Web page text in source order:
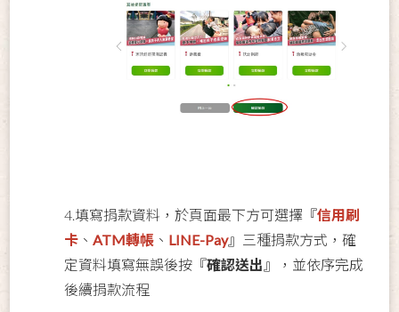
4.填寫捐款資料，於頁面最下方可選擇『信用刷
卡 、 ATM轉帳 、 LINE-Pay』三種捐款方式，確
定資料填寫無誤後按『確認送出 』，並依序完成
後續捐款流程